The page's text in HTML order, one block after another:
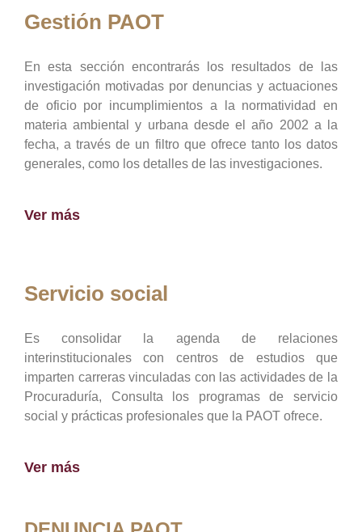
Gestión PAOT
En esta sección encontrarás los resultados de las
investigación motivadas por denuncias y actuaciones
de oficio por incumplimientos a la normatividad en
materia ambiental y urbana desde el año 2002 a la
fecha, a través de un filtro que ofrece tanto los datos
generales, como los detalles de las investigaciones.
Ver más
Servicio social
Es consolidar la agenda de relaciones
interinstitucionales con centros de estudios que
imparten carreras vinculadas con las actividades de la
Procuraduría, Consulta los programas de servicio
social y prácticas profesionales que la PAOT ofrece.
Ver más